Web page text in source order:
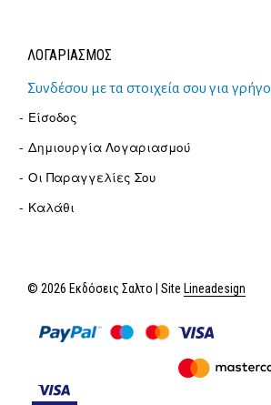
ΛΟΓΑΡΙΑΣΜΟΣ
Συνδέσου με τα στοιχεία σου για
Είσοδος
Δημιουργία Λογαριασμού
Οι Παραγγελίες Σου
Καλάθι
© 2026 Εκδόσεις Σαλτο | Site Lineadesign